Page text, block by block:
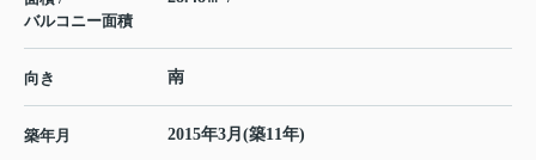
バルコニー面積
向き 南
築年月 2015年3月(築11年)